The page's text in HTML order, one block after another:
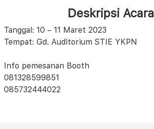
Deskripsi Acara
Tanggal: 10 – 11 Maret 2023
Tempat: Gd. Auditorium STIE YKPN
Info pemesanan Booth
081328599851
085732444022